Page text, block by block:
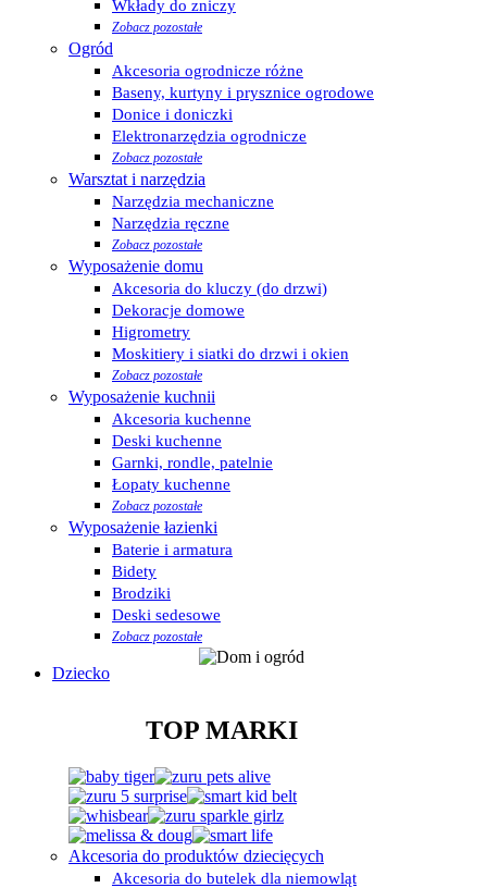
Wkłady do zniczy
Zobacz pozostałe
Ogród
Akcesoria ogrodnicze różne
Baseny, kurtyny i prysznice ogrodowe
Donice i doniczki
Elektronarzędzia ogrodnicze
Zobacz pozostałe
Warsztat i narzędzia
Narzędzia mechaniczne
Narzędzia ręczne
Zobacz pozostałe
Wyposażenie domu
Akcesoria do kluczy (do drzwi)
Dekoracje domowe
Higrometry
Moskitiery i siatki do drzwi i okien
Zobacz pozostałe
Wyposażenie kuchnii
Akcesoria kuchenne
Deski kuchenne
Garnki, rondle, patelnie
Łopaty kuchenne
Zobacz pozostałe
Wyposażenie łazienki
Baterie i armatura
Bidety
Brodziki
Deski sedesowe
Zobacz pozostałe
Dziecko
TOP MARKI
Akcesoria do produktów dziecięcych
Akcesoria do butelek dla niemowląt